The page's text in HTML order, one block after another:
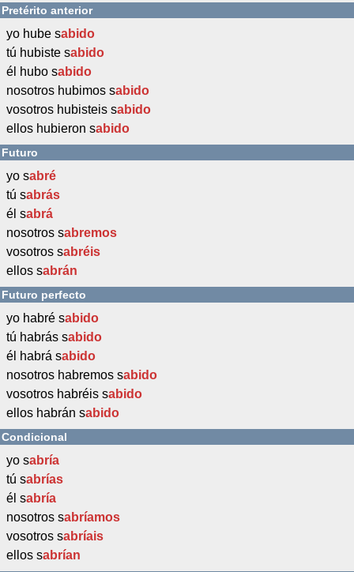
Pretérito anterior
yo hube sabido
tú hubiste sabido
él hubo sabido
nosotros hubimos sabido
vosotros hubisteis sabido
ellos hubieron sabido
Futuro
yo sabré
tú sabrás
él sabrá
nosotros sabremos
vosotros sabréis
ellos sabrán
Futuro perfecto
yo habré sabido
tú habrás sabido
él habrá sabido
nosotros habremos sabido
vosotros habréis sabido
ellos habrán sabido
Condicional
yo sabría
tú sabrías
él sabría
nosotros sabríamos
vosotros sabríais
ellos sabrían